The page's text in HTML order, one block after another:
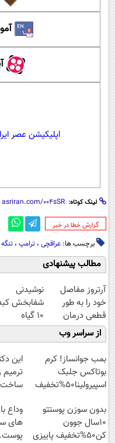
اپلیکیشن عصر
لینک کوتاه:
‌گزارش خطا در خبر
برچسب ها: عراقچی ، ترامپ ،
مطالب پیشنهادی
آرتروز مفاصل
خود را به طور
قطعی درمان
کنید!
◗پرسش‌نامه◖
نوشیدنی
شفابخش
10 گیاه
موثر(تخفیف
امشب)
از سراسر وب
بمب جوانساز! کرم
بوتاکس جلبک
اسپیرولینا50%تخفیف
این
ترمیم
بدون سوزن پوستتو
10سال جوون
کن50%تخفیف پاییزی
وداع
های